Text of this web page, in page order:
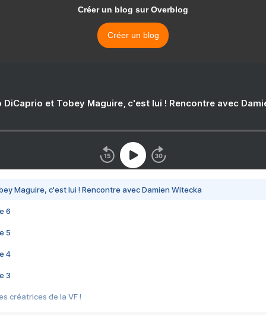
Créer un blog sur Overblog
Créer un blog
DiCaprio et Tobey Maguire, c'est lui ! Rencontre avec
Maguire, c'est lui ! Rencontre avec Damien Witecka
6
5
4
3
créatrices de la VF !